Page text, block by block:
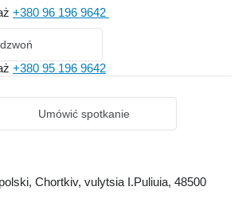
+380 96 196 9642
+380 95 196 9642
Umówić spotkanie
Chortkiv, vulytsia I.Puliuia, 48500